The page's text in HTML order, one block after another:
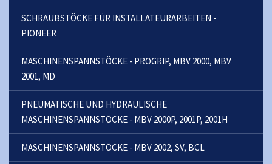
SCHRAUBSTÖCKE FÜR INSTALLATEURARBEITEN -
PIONEER
MASCHINENSPANNSTÖCKE - PROGRIP, MBV 2000, MBV
2001, MD
PNEUMATISCHE UND HYDRAULISCHE
MASCHINENSPANNSTÖCKE - MBV 2000P, 2001P, 2001H
MASCHINENSPANNSTÖCKE - MBV 2002, SV, BCL